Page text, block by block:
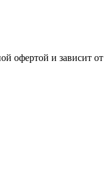
офертой и зависит от